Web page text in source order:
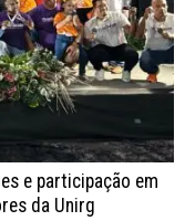
e participação em
da Unirg